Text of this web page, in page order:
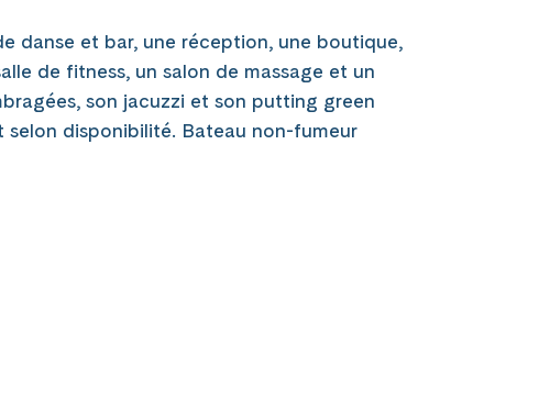
danse et bar, une réception, une boutique,
de fitness, un salon de massage et un
son jacuzzi et son putting green
disponibilité. Bateau non-fumeur